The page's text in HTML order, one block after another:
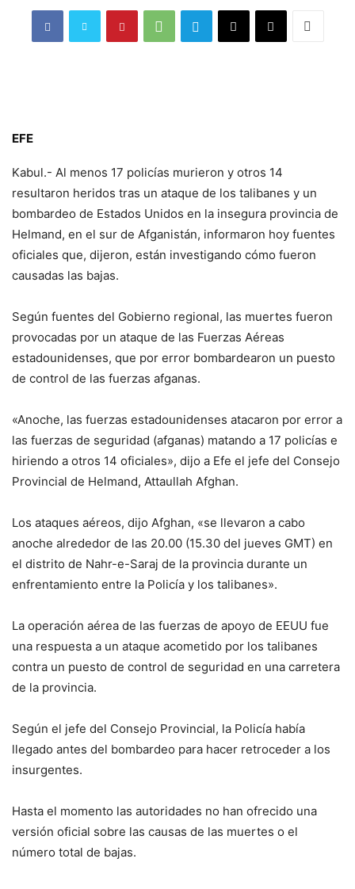
EFE
Kabul.- Al menos 17 policías murieron y otros 14
resultaron heridos tras un ataque de los talibanes y un
bombardeo de Estados Unidos en la insegura provincia de
Helmand, en el sur de Afganistán, informaron hoy fuentes
oficiales que, dijeron, están investigando cómo fueron
causadas las bajas.
Según fuentes del Gobierno regional, las muertes fueron
provocadas por un ataque de las Fuerzas Aéreas
estadounidenses, que por error bombardearon un puesto
de control de las fuerzas afganas.
«Anoche, las fuerzas estadounidenses atacaron por error a
las fuerzas de seguridad (afganas) matando a 17 policías e
hiriendo a otros 14 oficiales», dijo a Efe el jefe del Consejo
Provincial de Helmand, Attaullah Afghan.
Los ataques aéreos, dijo Afghan, «se llevaron a cabo
anoche alrededor de las 20.00 (15.30 del jueves GMT) en
el distrito de Nahr-e-Saraj de la provincia durante un
enfrentamiento entre la Policía y los talibanes».
La operación aérea de las fuerzas de apoyo de EEUU fue
una respuesta a un ataque acometido por los talibanes
contra un puesto de control de seguridad en una carretera
de la provincia.
Según el jefe del Consejo Provincial, la Policía había
llegado antes del bombardeo para hacer retroceder a los
insurgentes.
Hasta el momento las autoridades no han ofrecido una
versión oficial sobre las causas de las muertes o el
número total de bajas.